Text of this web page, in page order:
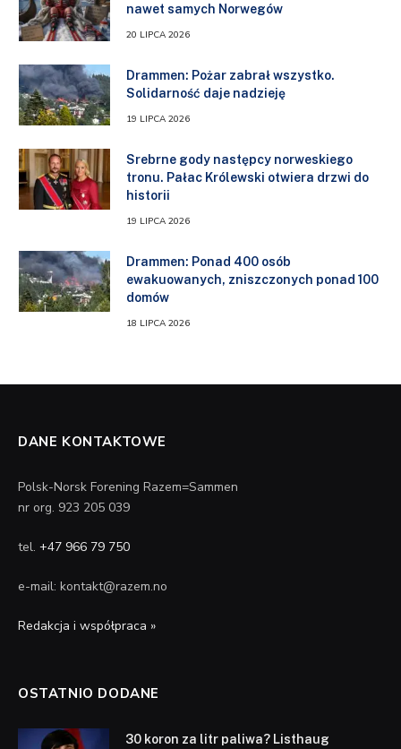
nawet samych Norwegów
20 LIPCA 2026
Drammen: Pożar zabrał wszystko.
Solidarność daje nadzieję
19 LIPCA 2026
Srebrne gody następcy norweskiego
tronu. Pałac Królewski otwiera drzwi do
historii
19 LIPCA 2026
Drammen: Ponad 400 osób
ewakuowanych, zniszczonych ponad 100
domów
18 LIPCA 2026
DANE KONTAKTOWE
Polsk-Norsk Forening Razem=Sammen
nr org. 923 205 039
tel. +47 966 79 750
e-mail: kontakt@razem.no
Redakcja i współpraca »
OSTATNIO DODANE
30 koron za litr paliwa? Listhaug